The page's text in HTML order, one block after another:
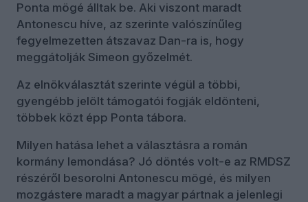
Ponta mögé álltak be. Aki viszont maradt
Antonescu híve, az szerinte valószínűleg
fegyelmezetten átszavaz Dan-ra is, hogy
meggátolják Simeon győzelmét.
Az elnökválasztát szerinte végül a többi,
gyengébb jelölt támogatói fogják eldönteni,
többek közt épp Ponta tábora.
Milyen hatása lehet a választásra a román
kormány lemondása? Jó döntés volt-e az RMDSZ
részéről besorolni Antonescu mögé, és milyen
mozgástere maradt a magyar pártnak a jelenlegi